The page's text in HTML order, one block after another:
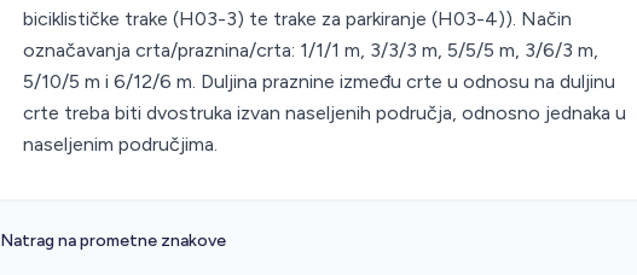
biciklističke trake (H03-3) te trake za parkiranje (H03-4)). Način
označavanja crta/praznina/crta: 1/1/1 m, 3/3/3 m, 5/5/5 m, 3/6/3 m,
5/10/5 m i 6/12/6 m. Duljina praznine između crte u odnosu na duljinu
crte treba biti dvostruka izvan naseljenih područja, odnosno jednaka u
naseljenim područjima.
Natrag na prometne znakove